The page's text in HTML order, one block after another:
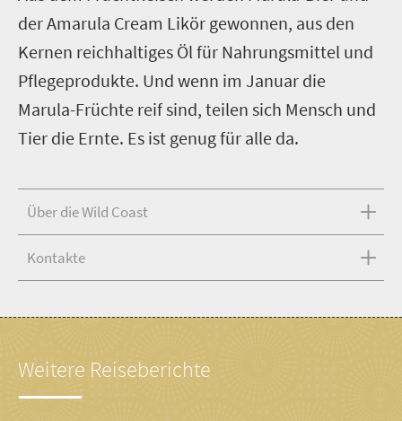
der Amarula Cream Likör gewonnen, aus den
Kernen reichhaltiges Öl für Nahrungsmittel und
Pflegeprodukte. Und wenn im Januar die
Marula-Früchte reif sind, teilen sich Mensch und
Tier die Ernte. Es ist genug für alle da.
Über die Wild Coast
Kontakte
Weitere Reiseberichte